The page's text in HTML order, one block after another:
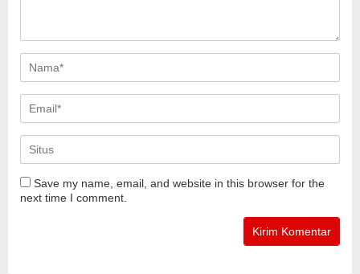
Save my name, email, and website in this browser for the
next time I comment.